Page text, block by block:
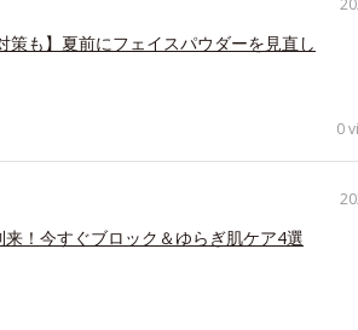
策も】夏前にフェイスパウダーを見直し
0
！今すぐブロック＆ゆらぎ肌ケア4選